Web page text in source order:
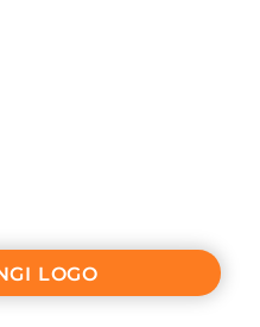
LOGO